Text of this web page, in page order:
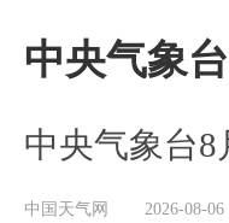
中央气象
中央气象台8
中国天气网 2026-08-06